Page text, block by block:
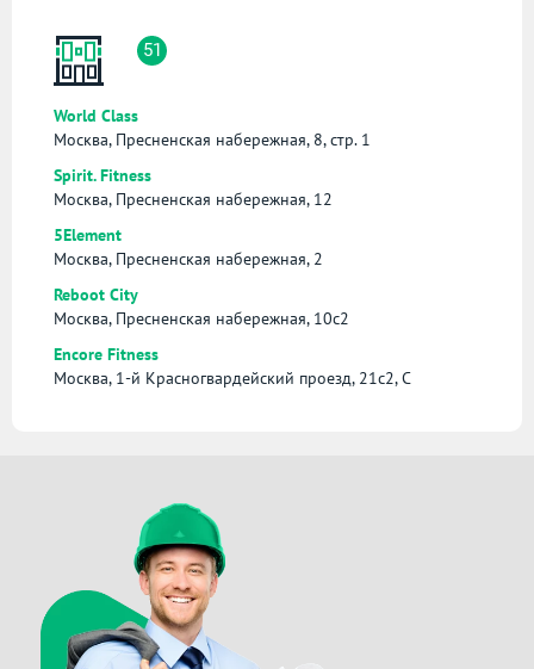
51
World Class
Москва, Пресненская набережная, 8, стр. 1
Spirit. Fitness
Москва, Пресненская набережная, 12
5Element
Москва, Пресненская набережная, 2
Reboot City
Москва, Пресненская набережная, 10с2
Encore Fitness
Москва, 1-й Красногвардейский проезд, 21с2, С